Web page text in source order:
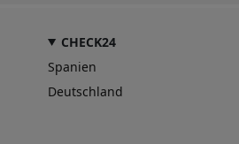
CHECK24
Spanien
Deutschland